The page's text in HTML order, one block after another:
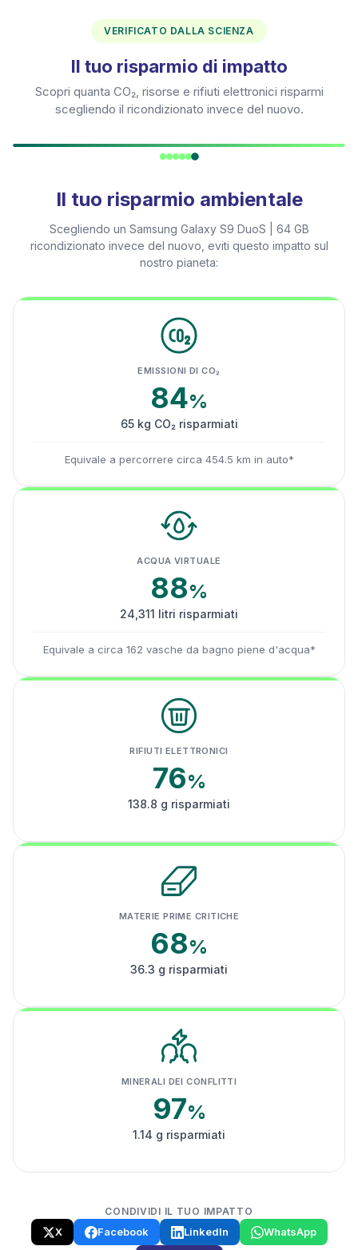
VERIFICATO DALLA SCIENZA
Il tuo risparmio di impatto
Scopri quanta CO₂, risorse e rifiuti elettronici risparmi
scegliendo il ricondizionato invece del nuovo.
Il tuo risparmio ambientale
Scegliendo un Samsung Galaxy S9 DuoS | 64 GB
ricondizionato invece del nuovo, eviti questo impatto sul
nostro pianeta:
EMISSIONI DI CO₂
84%
65 kg CO₂ risparmiati
Equivale a percorrere circa 454.5 km in auto*
ACQUA VIRTUALE
88%
24,311 litri risparmiati
Equivale a circa 162 vasche da bagno piene d'acqua*
RIFIUTI ELETTRONICI
76%
138.8 g risparmiati
MATERIE PRIME CRITICHE
68%
36.3 g risparmiati
MINERALI DEI CONFLITTI
97%
1.14 g risparmiati
CONDIVIDI IL TUO IMPATTO
X Facebook LinkedIn
WhatsApp